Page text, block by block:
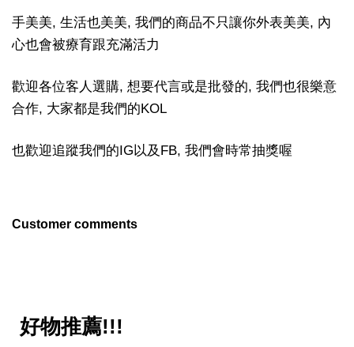
手美美, 生活也美美, 我們的商品不只讓你外表美美, 內
心也會被療育跟充滿活力
歡迎各位客人選購, 想要代言或是批發的, 我們也很樂意
合作, 大家都是我們的KOL
也歡迎追蹤我們的IG以及FB, 我們會時常抽獎喔
Customer comments
好物推薦!!!